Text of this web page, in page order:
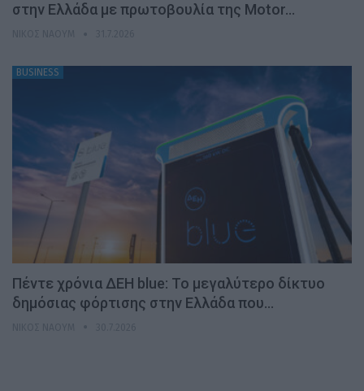
στην Ελλάδα με πρωτοβουλία της Motor…
BUSINESS
Πέντε χρόνια ΔΕΗ blue: Το μεγαλύτερο δίκτυο
δημόσιας φόρτισης στην Ελλάδα που…